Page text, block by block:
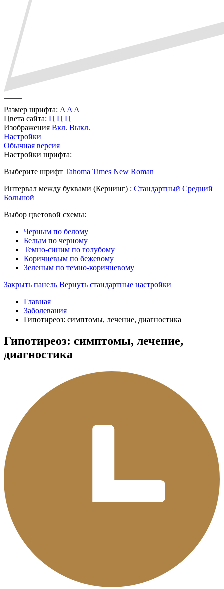
Размер шрифта: A A A
Цвета сайта: Ц Ц Ц
Изображения Вкл. Выкл.
Настройки
Обычная версия
Настройки шрифта:
Выберите шрифт Tahoma Times New Roman
Интервал между буквами (Кернинг) : Стандартный Средний
Большой
Выбор цветовой схемы:
Черным по белому
Белым по черному
Темно-синим по голубому
Коричневым по бежевому
Зеленым по темно-коричневому
Закрыть панель Вернуть стандартные настройки
Главная
Заболевания
Гипотиреоз: симптомы, лечение, диагностика
Гипотиреоз: симптомы, лечение,
диагностика